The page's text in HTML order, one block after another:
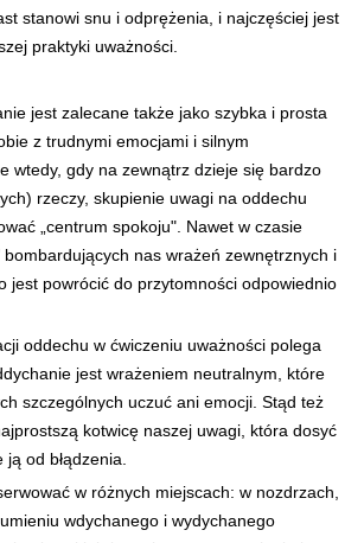
stanowi snu i odprężenia, i najczęściej jest
praktyki uważności.
jest zalecane także jako szybka i prosta
z trudnymi emocjami i silnym
wtedy, gdy na zewnątrz dzieje się bardzo
rzeczy, skupienie uwagi na oddechu
„centrum spokoju". Nawet w czasie
bombardujących nas wrażeń zewnętrznych i
jest powrócić do przytomności odpowiednio
oddechu w ćwiczeniu uważności polega
jest wrażeniem neutralnym, które
szczególnych uczuć ani emocji. Stąd też
kotwicę naszej uwagi, która dosyć
od błądzenia.
w różnych miejscach: w nozdrzach,
wdychanego i wydychanego